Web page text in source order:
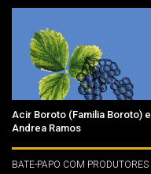
Acir Boroto (Familia Boroto) e
Andrea Ramos
BATE-PAPO COM PRODUTORES